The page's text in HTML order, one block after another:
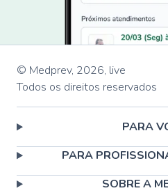
© Medprev, 2026, live
Todos os direitos reservados
PARA
PARA
SOBRE A